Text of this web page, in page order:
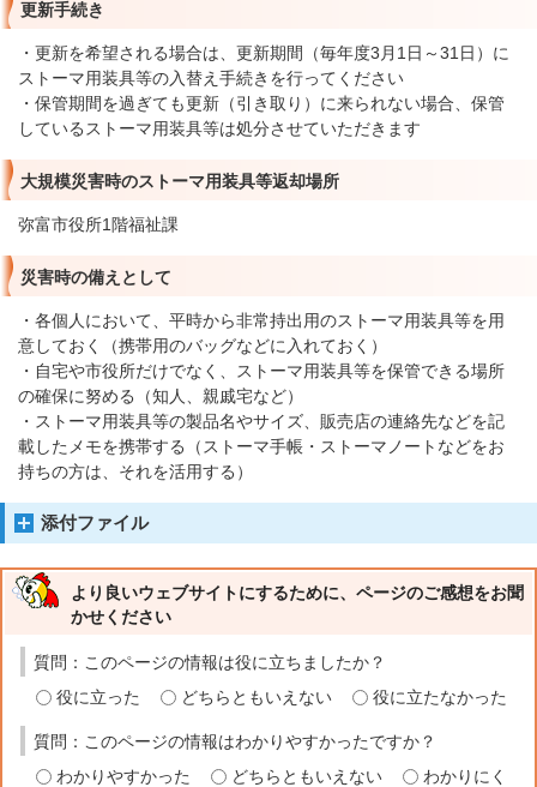
更新手続き
・更新を希望される場合は、更新期間（毎年度3月1日～31日）に
ストーマ用装具等の入替え手続きを行ってください
・保管期間を過ぎても更新（引き取り）に来られない場合、保管
しているストーマ用装具等は処分させていただきます
大規模災害時のストーマ用装具等返却場所
弥富市役所1階福祉課
災害時の備えとして
・各個人において、平時から非常持出用のストーマ用装具等を用
意しておく（携帯用のバッグなどに入れておく）
・自宅や市役所だけでなく、ストーマ用装具等を保管できる場所
の確保に努める（知人、親戚宅など）
・ストーマ用装具等の製品名やサイズ、販売店の連絡先などを記
載したメモを携帯する（ストーマ手帳・ストーマノートなどをお
持ちの方は、それを活用する）
添付ファイル
より良いウェブサイトにするために、ページのご感想をお聞
かせください
質問：このページの情報は役に立ちましたか？
役に立った
どちらともいえない 役に立たなかった
質問：このページの情報はわかりやすかったですか？
わかりやすかった
どちらともいえない
わかりにく